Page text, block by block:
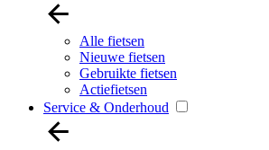
Alle fietsen
Nieuwe fietsen
Gebruikte fietsen
Actiefietsen
Service & Onderhoud